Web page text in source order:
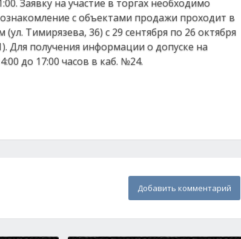
Заявку на участие в торгах необходимо
с объектами продажи проходит в
Тимирязева, 36) с 29 сентября по 26 октября
Для получения информации о допуске на
до 17:00 часов в каб. №24.
Добавить комментарий